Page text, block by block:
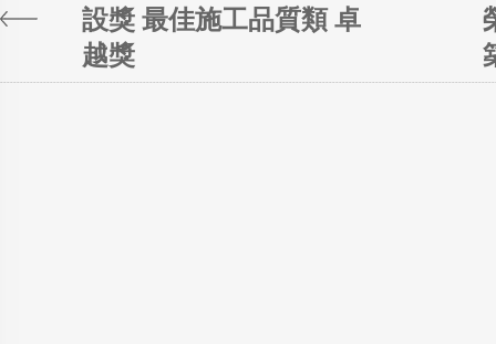
設獎 最佳施工品質類 卓
越獎